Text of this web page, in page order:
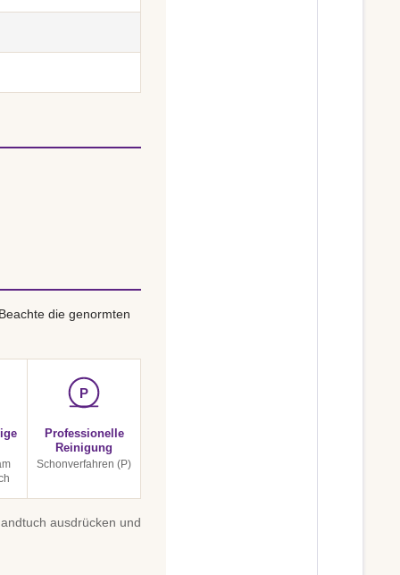
die genormten
P
Professionelle
Reinigung
Schonverfahren (P)
ausdrücken und